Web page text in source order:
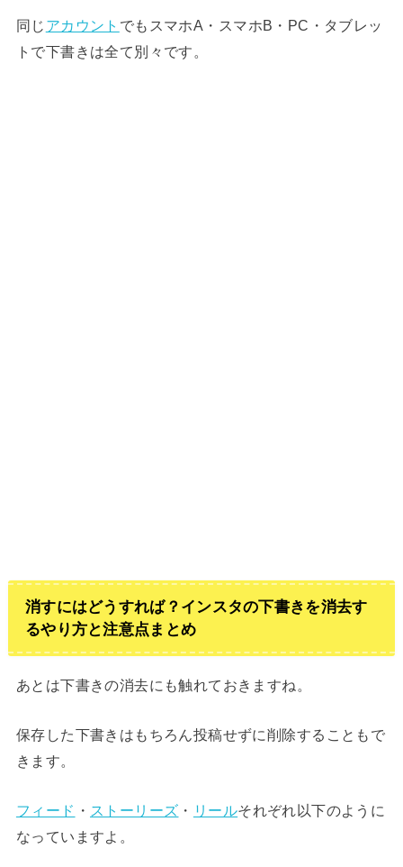
同じ アカウント でもスマホA・スマホB・PC・タブレッ
トで下書きは全て別々です。
消すにはどうすれば？インスタの下書きを消去す
るやり方と注意点まとめ
あとは下書きの消去にも触れておきますね。
保存した下書きはもちろん投稿せずに削除することもで
きます。
フィード ・ ストーリーズ ・ リールそれぞれ以下のように
なっていますよ。